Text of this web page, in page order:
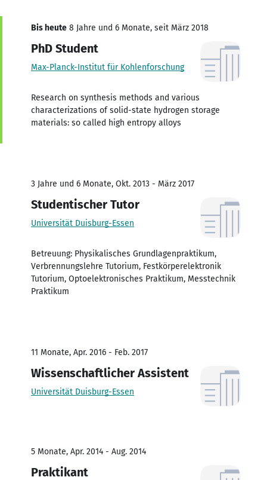
Bis heute 8 Jahre und 6 Monate, seit März 2018
PhD Student
Max-Planck-Institut für Kohlenforschung
Research on synthesis methods and various
characterizations of solid-state hydrogen storage
materials: so called high entropy alloys
3 Jahre und 6 Monate, Okt. 2013 - März 2017
Studentischer Tutor
Universität Duisburg-Essen
Betreuung: Physikalisches Grundlagenpraktikum,
Verbrennungslehre Tutorium, Festkörperelektronik
Tutorium, Optoelektronisches Praktikum, Messtechnik
Praktikum
11 Monate, Apr. 2016 - Feb. 2017
Wissenschaftlicher Assistent
Universität Duisburg-Essen
5 Monate, Apr. 2014 - Aug. 2014
Praktikant